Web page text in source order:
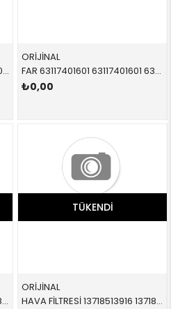
KLİMA RADYATÖRÜ 64509271204 64509271204 64509271204 F54,F55,F56,F57 B36,B36,B47,B48,B37,B38 2015-
ORİJİNAL
FAR 63117401601 63117401601 63117401601 F54,F55,F56,F57 BEYAZ SİNYALLİ SOL 2013-
₺0,00
SİS FARI 63177298333 63177298333 63177298333 F54,F55,F56,F57 SOL 2014-
TÜKENDI
ORİJİNAL
HAVA FİLTRESİ 13718513916 13718513916 13718513916 F54,F55,F56,F57,F60 D,SD 2014-2019